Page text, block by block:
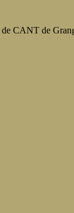
de CANT de